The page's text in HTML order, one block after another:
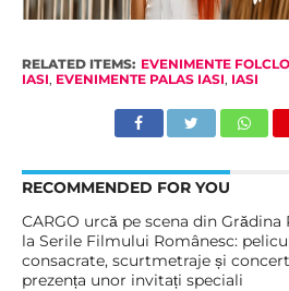
RELATED ITEMS: EVENIMENTE
IASI, EVENIMENTE PALAS IASI, IASI
RECOMMENDED FOR YOU
CARGO urcă pe scena din Grădina
la Serile Filmului Românesc:
consacrate, scurtmetraje și
prezența unor invitați speciali